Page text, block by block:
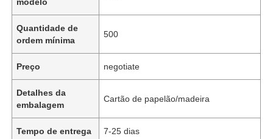
Quantidade de
ordem mínima
500
Preço negotiate
Detalhes da
embalagem
Cartão de papelão/madeira
Tempo de entrega 7-25 dias